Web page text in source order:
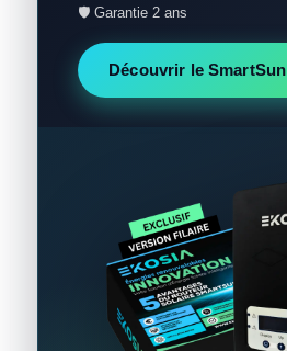
🛡️ Garantie 2 ans
Découvrir le SmartSun